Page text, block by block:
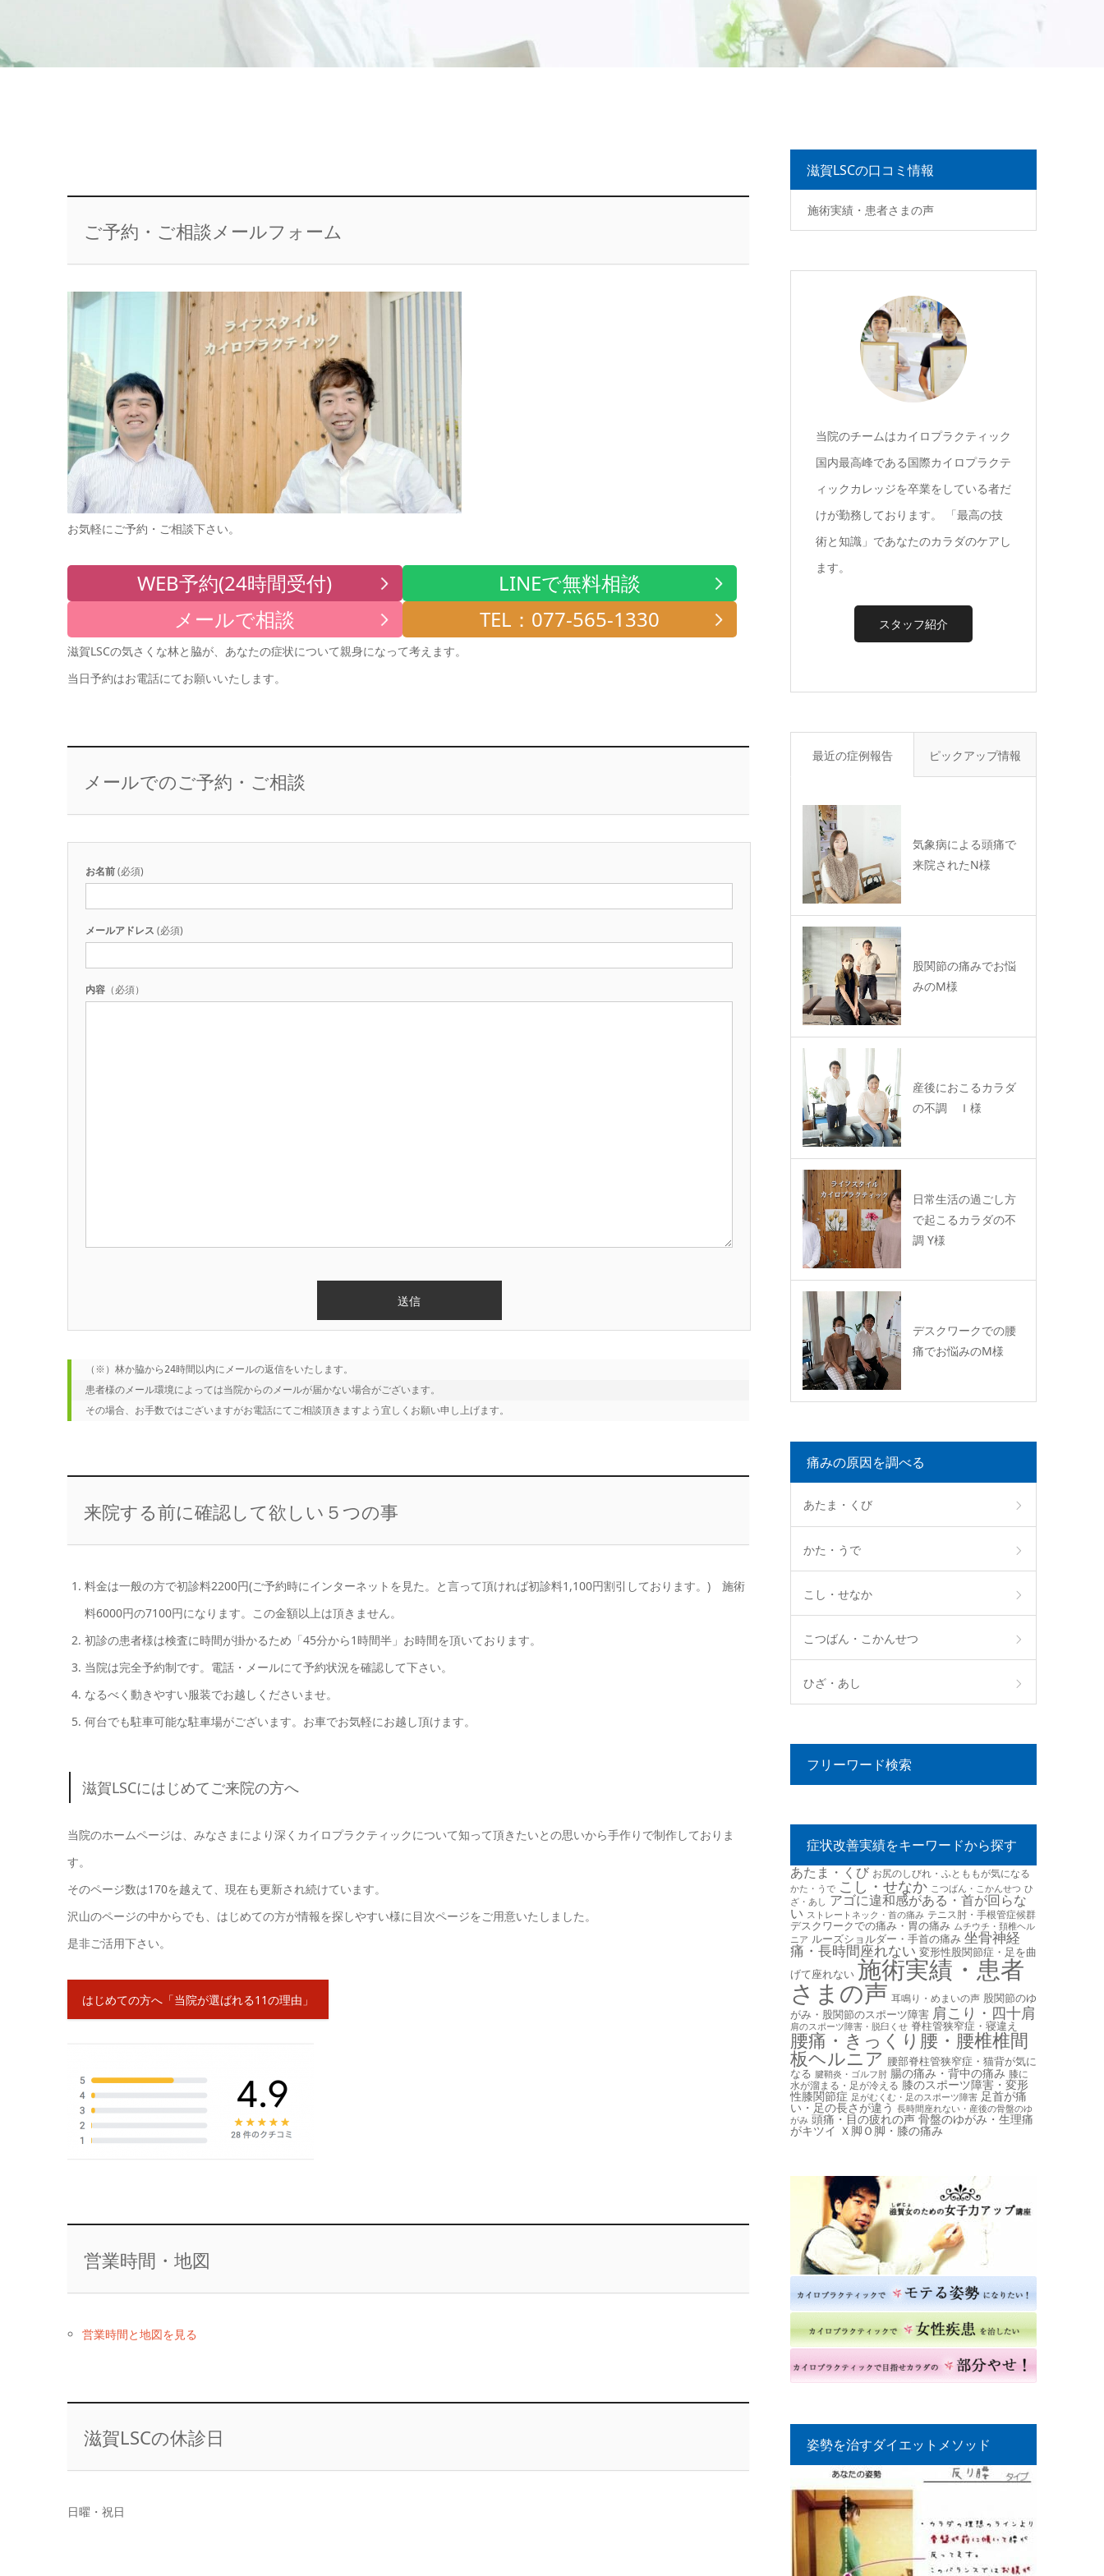
ご予約・ご相談メールフォーム
お気軽にご予約・ご相談下さい。
WEB予約(24時間受付)
LINEで無料相談
メールで相談
TEL：077-565-1330
滋賀LSCの気さくな林と脇が、あなたの症状について親身になって考えます。
当日予約はお電話にてお願いいたします。
メールでのご予約・ご相談
お名前(必須)
メールアドレス (必須)
内容 （必須）
（※）林か脇から24時間以内にメールの返信をいたします。
患者様のメール環境によっては当院からのメールが届かない場合がございます。
その場合、お手数ではございますがお電話にてご相談頂きますよう宜しくお願い申し上げます。
来院する前に確認して欲しい５つの事
料金は一般の方で初診料2200円(ご予約時にインターネットを見た。と言って頂ければ初診料1,100円割引しております。) 施術
料6000円の7100円になります。この金額以上は頂きません。
初診の患者様は検査に時間が掛かるため「45分から1時間半」お時間を頂いております。
当院は完全予約制です。電話・メールにて予約状況を確認して下さい。
なるべく動きやすい服装でお越しくださいませ。
何台でも駐車可能な駐車場がございます。お車でお気軽にお越し頂けます。
滋賀LSCにはじめてご来院の方へ
当院のホームページは、みなさまにより深くカイロプラクティックについて知って頂きたいとの思いから手作りで制作しておりま
す。
そのページ数は170を越えて、現在も更新され続けています。
沢山のページの中からでも、はじめての方が情報を探しやすい様に目次ページをご用意いたしました。
是非ご活用下さい。
はじめての方へ「当院が選ばれる11の理由」
営業時間・地図
営業時間と地図を見る
滋賀LSCの休診日
日曜・祝日
滋賀LSCの口コミ情報
施術実績・患者さまの声
当院のチームはカイロプラクティック
国内最高峰である国際カイロプラクテ
ィックカレッジを卒業をしている者だ
けが勤務しております。 「最高の技
術と知識」であなたのカラダのケアし
ます。
スタッフ紹介
最近の症例報告 ピックアップ情報
気象病による頭痛で
来院されたN様
股関節の痛みでお悩
みのM様
産後におこるカラダ
の不調 Ｉ様
日常生活の過ごし方
で起こるカラダの不
調 Y様
デスクワークでの腰
痛でお悩みのM様
痛みの原因を調べる
あたま・くび
かた・うで
こし・せなか
こつばん・こかんせつ
ひざ・あし
フリーワード検索
症状改善実績をキーワードから探す
あたま・くび お尻のしびれ・ふとももが気になる
かた・うで こし・せなか こつばん・こかんせつ ひ
ざ・あし アゴに違和感がある・首が回らな
い ストレートネック・首の痛み テニス肘・手根管症候群
デスクワークでの痛み・胃の痛み ムチウチ・頚椎ヘル
ニア ルーズショルダー・手首の痛み 坐骨神経
痛・長時間座れない 変形性股関節症・足を曲
げて座れない 施術実績・患者
さまの声 耳鳴り・めまいの声 股関節のゆ
がみ・股関節のスポーツ障害 肩こり・四十肩
肩のスポーツ障害・脱臼くせ 脊柱管狭窄症・寝違え
腰痛・きっくり腰・腰椎椎間
板ヘルニア 腰部脊柱管狭窄症・猫背が気に
なる 腱鞘炎・ゴルフ肘 腸の痛み・背中の痛み 膝に
水が溜まる・足が冷える 膝のスポーツ障害・変形
性膝関節症 足がむくむ・足のスポーツ障害 足首が痛
い・足の長さが違う 長時間座れない・産後の骨盤のゆ
がみ 頭痛・目の疲れの声 骨盤のゆがみ・生理痛
がキツイ Ｘ脚Ｏ脚・膝の痛み
姿勢を治すダイエットメソッド